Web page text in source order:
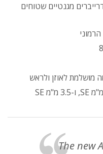
מגנטיים שטוחים
מושלמת לאוזן ולראש
The new